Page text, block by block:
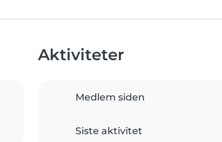
Aktiviteter
Medlem siden
Siste aktivitet